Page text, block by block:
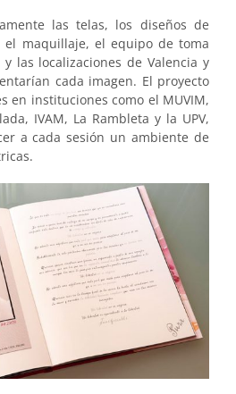
las telas, los diseños de
el maquillaje, el equipo de toma
las localizaciones de Valencia y
cada imagen. El proyecto
en instituciones como el MUVIM,
IVAM, La Rambleta y la UPV,
a cada sesión un ambiente de